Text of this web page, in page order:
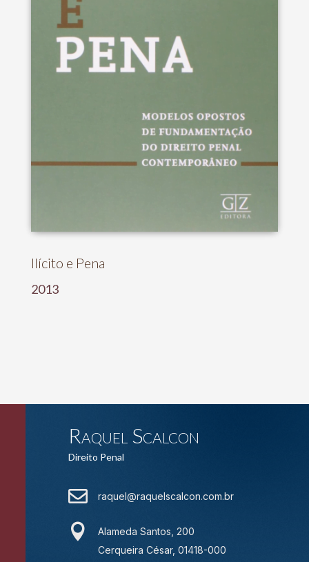
Ilícito e Pena
2013
Raquel Scalcon
Direito Penal
 raquel@raquelscalcon.com.br

Alameda Santos, 200
Cerqueira César, 01418-000